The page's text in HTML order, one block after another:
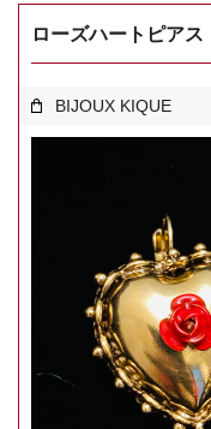
ローズハートピアス
BIJOUX KIQUE